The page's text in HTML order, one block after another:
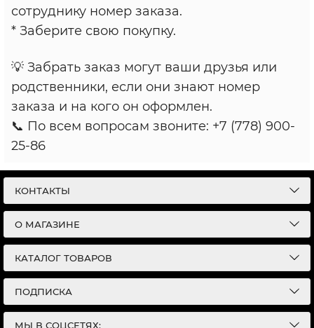
сотруднику номер заказа.
* Заберите свою покупку.
💡 Забрать заказ могут ваши друзья или
родственники, если они знают номер
заказа и на кого он оформлен.
📞 По всем вопросам звоните: +7 (778) 900-
25-86
КОНТАКТЫ
О МАГАЗИНЕ
КАТАЛОГ ТОВАРОВ
ПОДПИСКА
МЫ В СОЦСЕТЯХ: